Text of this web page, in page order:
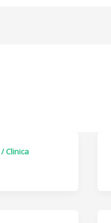
/Clinica